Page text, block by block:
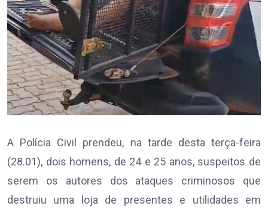
A Polícia Civil prendeu, na tarde desta terça-feira
(28.01), dois homens, de 24 e 25 anos, suspeitos de
serem os autores dos ataques criminosos que
destruiu uma loja de presentes e utilidades em